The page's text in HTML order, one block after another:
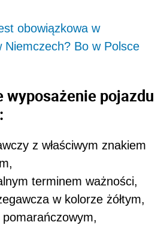
obowiązkowa w
Niemczech? Bo w Polsce
wyposażenie pojazdu
z właściwym znakiem
terminem ważności,
w kolorze żółtym,